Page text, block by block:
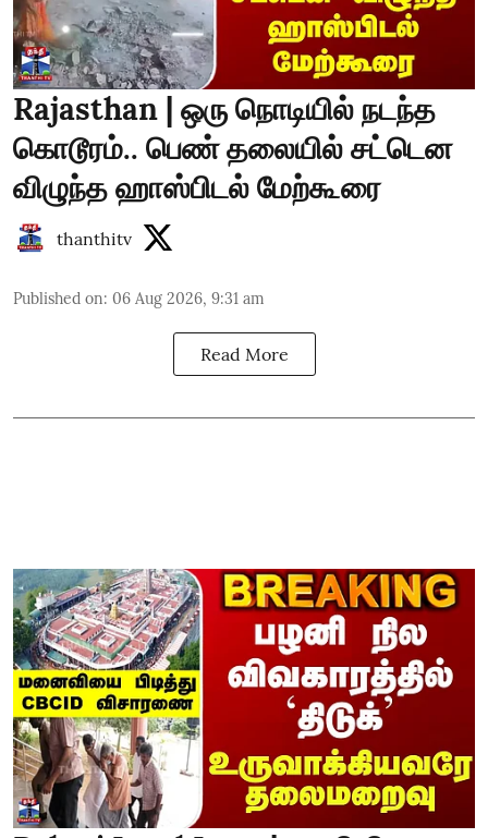
Rajasthan | ஒரு நொடியில் நடந்த
கொடூரம்.. பெண் தலையில் சட்டென
விழுந்த ஹாஸ்பிடல் மேற்கூரை
thanthitv
Published on: 06 Aug 2026, 9:31 am
Read More